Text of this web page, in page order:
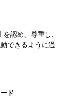
認め、尊重し、
できるように過
ド